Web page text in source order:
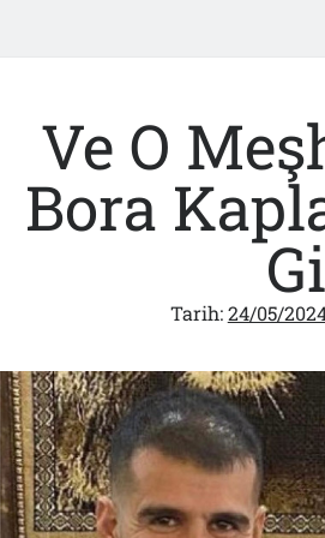
Ve O
Bora
Tarih:24/05/